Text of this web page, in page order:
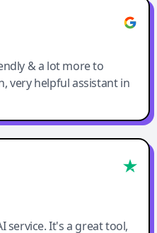
& a lot more to
very helpful assistant in
service. It's a great tool,